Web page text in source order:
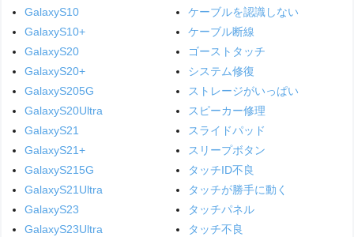
GalaxyS10
GalaxyS10+
GalaxyS20
GalaxyS20+
GalaxyS205G
GalaxyS20Ultra
GalaxyS21
GalaxyS21+
GalaxyS215G
GalaxyS21Ultra
GalaxyS23
GalaxyS23Ultra
ケーブルを認識しない
ケーブル断線
ゴーストタッチ
システム修復
ストレージがいっぱい
スピーカー修理
スライドパッド
スリープボタン
タッチID不良
タッチが勝手に動く
タッチパネル
タッチ不良